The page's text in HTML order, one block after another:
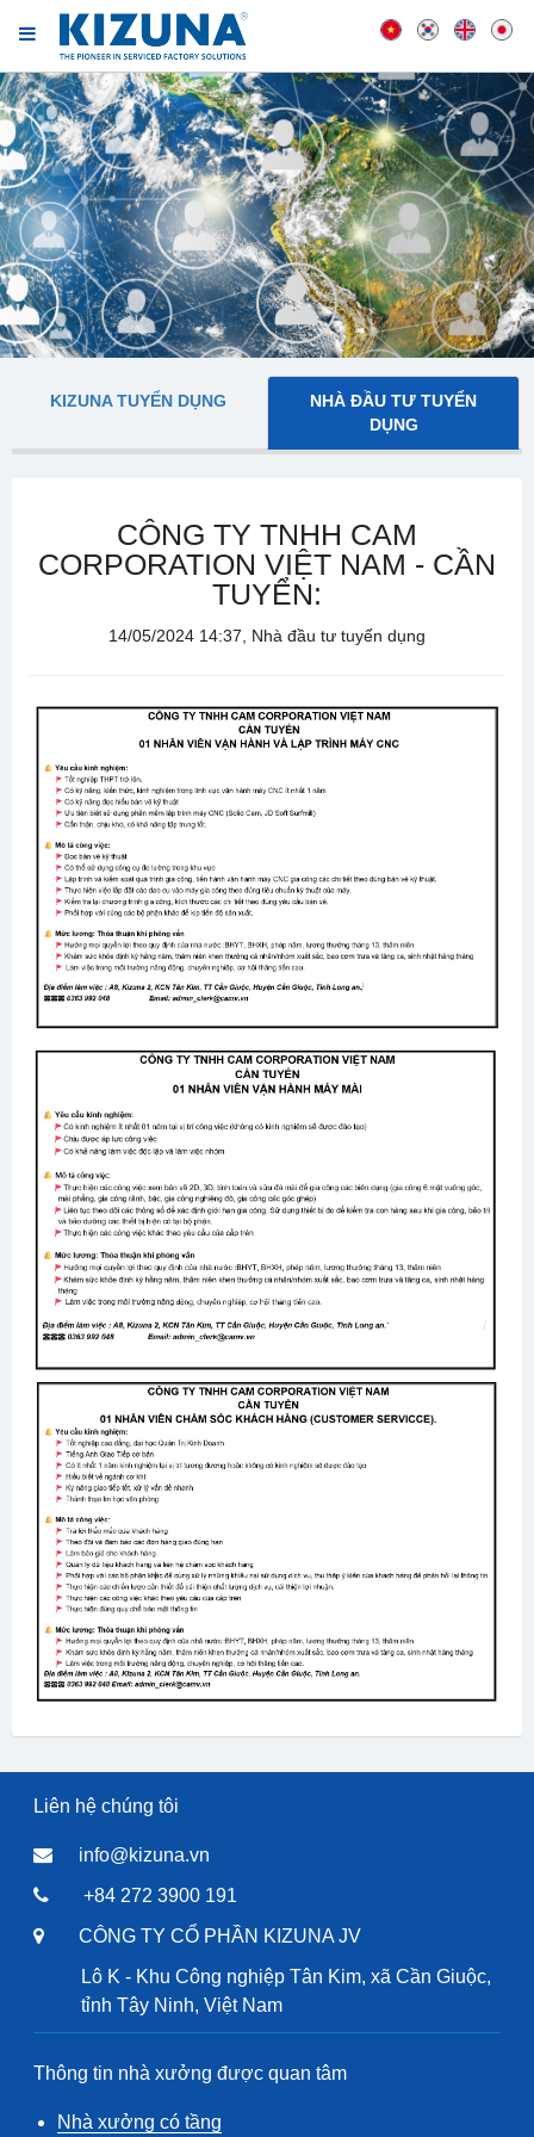
KIZUNA TUYỂN DỤNG
NHÀ ĐẦU TƯ TUYỂN
DỤNG
CÔNG TY TNHH CAM
CORPORATION VIỆT NAM - CẦN
TUYỂN:
14/05/2024 14:37, Nhà đầu tư tuyển dụng
Liên hệ chúng tôi
info@kizuna.vn
+84 272 3900 191
CÔNG TY CỔ PHẦN KIZUNA JV
Lô K - Khu Công nghiệp Tân Kim, xã Cần Giuộc,
tỉnh Tây Ninh, Việt Nam
Thông tin nhà xưởng được quan tâm
Nhà xưởng có tầng